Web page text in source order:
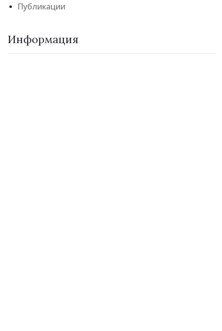
Публикации
Информация